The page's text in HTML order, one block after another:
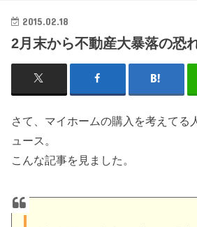
2015.02.18
2月末から不動産大暴落の恐
さて、マイホームの購入を考えてる
ュース。
こんな記事を見ました。